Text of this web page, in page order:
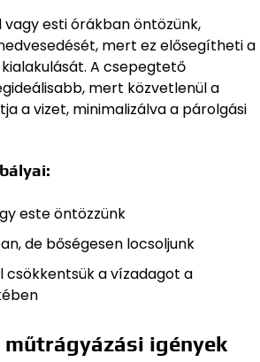
esti órákban öntözünk,
mert ez elősegítheti a
A csepegtető
mert közvetlenül a
a vizet, minimalizálva a párolgási
este öntözzünk
de bőségesen locsoljunk
csökkentsük a vízadagot a
műtrágyázási igények